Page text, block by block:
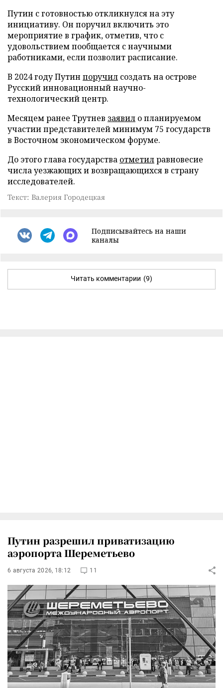
Путин с готовностью откликнулся на эту
инициативу. Он поручил включить это
мероприятие в график, отметив, что с
удовольствием пообщается с научными
работниками, если позволит расписание.
В 2024 году Путин поручил создать на острове
Русский инновационный научно-
технологический центр.
Месяцем ранее Трутнев заявил о планируемом
участии представителей минимум 75 государств
в Восточном экономическом форуме.
До этого глава государства отметилравновесие
числа уезжающих и возвращающихся в страну
исследователей.
Текст: Валерия Городецкая
Подписывайтесь на наши
каналы
Читать комментарии (9)
Путин разрешил приватизацию
аэропорта Шереметьево
6 августа 2026, 18:12 11